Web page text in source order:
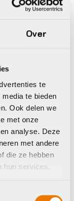
Over
te
te bieden
Ook delen we
met onze
analyse. Deze
met andere
die ze hebben
hun services.
raceday
ics)
in winkel